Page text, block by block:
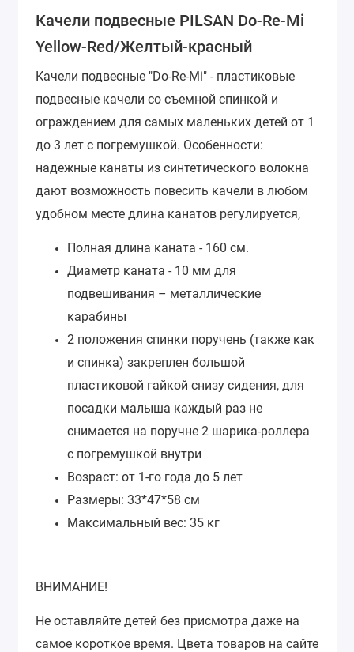
Качели подвесные PILSAN Do-Re-Mi
Yellow-Red/Желтый-красный
Качели подвесные "Do-Re-Mi" - пластиковые
подвесные качели со съемной спинкой и
ограждением для самых маленьких детей от 1
до 3 лет с погремушкой. Особенности:
надежные канаты из синтетического волокна
дают возможность повесить качели в любом
удобном месте длина канатов регулируется,
Полная длина каната - 160 см.
Диаметр каната - 10 мм для
подвешивания – металлические
карабины
2 положения спинки поручень (также как
и спинка) закреплен большой
пластиковой гайкой снизу сидения, для
посадки малыша каждый раз не
снимается на поручне 2 шарика-роллера
с погремушкой внутри
Возраст: от 1-го года до 5 лет
Размеры: 33*47*58 см
Максимальный вес: 35 кг
ВНИМАНИЕ!
Не оставляйте детей без присмотра даже на
самое короткое время. Цвета товаров на сайте